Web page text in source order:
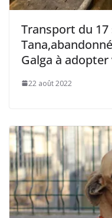
Transport du
Galga à adopter
22 août 2022